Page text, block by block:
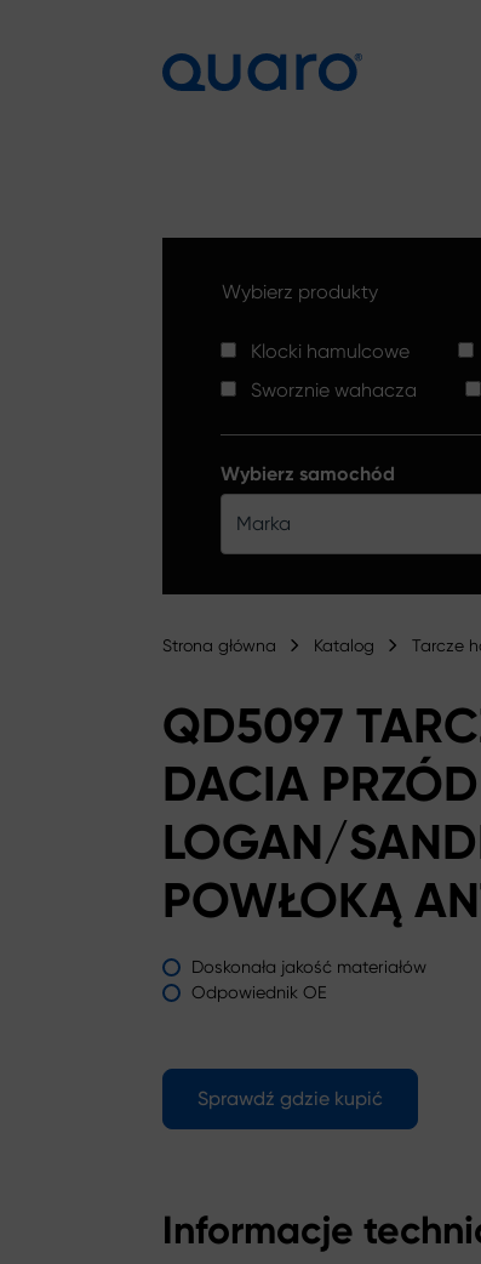
Wybierz produkty
Klocki hamulcowe
Sworznie wahacza
Wybierz samochód
Marka
Strona główna Katalog Tarcze
QD5097
DACIA PRZÓD
LOGAN/
POWŁOKĄ
Doskonała jakość materiałów
Odpowiednik OE
Sprawdź gdzie kupić
Informacje